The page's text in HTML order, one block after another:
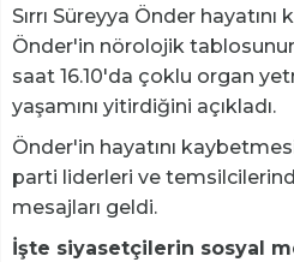
Sırrı Süreyya Önder
Önder'in nörolojik tablosunun
saat 16.10'da çoklu organ
yaşamını yitirdiğini açıkladı.
Önder'in hayatını
parti liderleri ve
mesajları geldi.
İşte siyasetçilerin sosyal